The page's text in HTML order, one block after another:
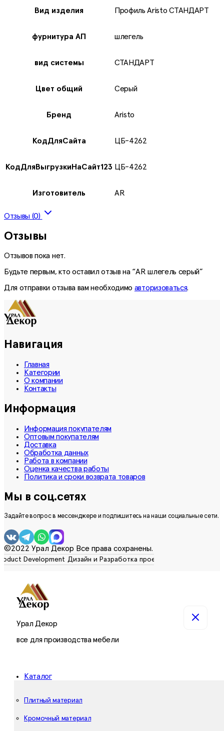
Вид издeлия Профиль Aristo СТАНДАРТ
фурнитура АП шлегель
вид системы СТАНДАРТ
Цвет общий Серый
Бренд Aristo
КодДляСайта ЦБ-4262
КодДляВыгрузкиНаСайт123 ЦБ-4262
Изготовитель AR
Отзывы (0)
Отзывы
Отзывов пока нет.
Будьте первым, кто оставил отзыв на “AR шлегель серый”
Для отправки отзыва вам необходимо авторизоваться.
Навигация
Главная
Категории
О компании
Контакты
Информация
Информация покупателям
Оптовым покупателям
Доставка
Обработка данных
Работа в компании
Оценка качества работы
Политика и сроки возврата товаров
Мы в соц.сетях
Задайте вопрос в мессенджере и подпишитесь на наши социальные сети.
©2022 Урал Декор Все права сохранены.
Урал Декор
все для производства мебели
Каталог
Плитный материал
Кромочный материал